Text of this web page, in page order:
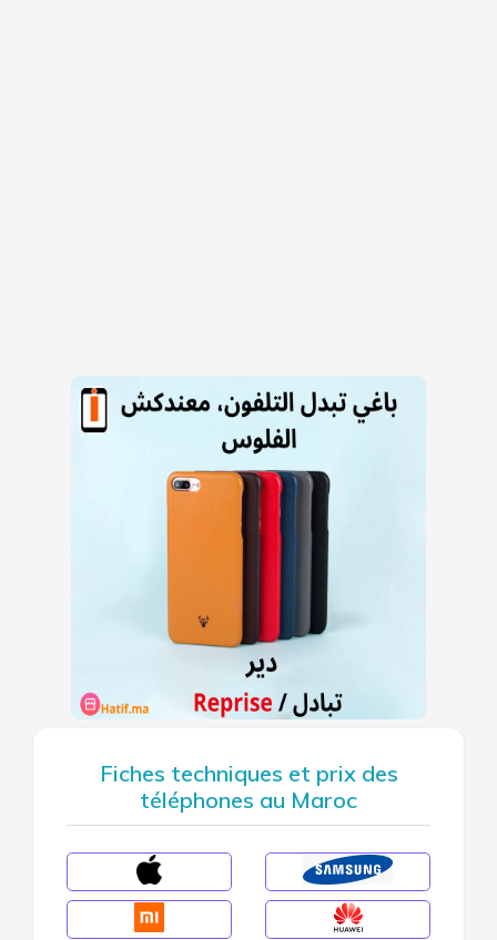
Fiches techniques et prix des
téléphones au Maroc